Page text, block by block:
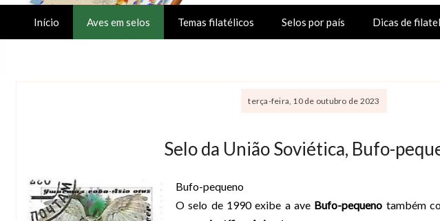
Início Aves em selos Temas filatélicos Selos por país Dicas de
terça-feira, 10 de outubro de 2023
Selo da União Soviética, Bufo-
Bufo-pequeno
O selo de 1990 exibe a ave Bufo-pequeno também